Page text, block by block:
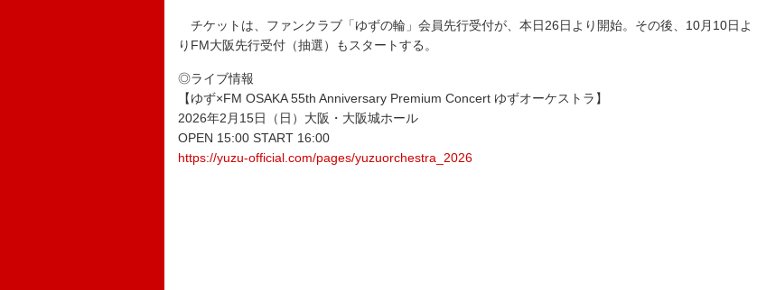
チケットは、ファンクラブ「ゆずの輪」会員先行受付が、本日26日より開始。その後、10月10日よ
りFM大阪先行受付（抽選）もスタートする。
◎ライブ情報
【ゆず×FM OSAKA 55th Anniversary Premium Concert ゆずオーケストラ】
2026年2月15日（日）大阪・大阪城ホール
OPEN 15:00 START 16:00
https://yuzu-official.com/pages/yuzuorchestra_2026